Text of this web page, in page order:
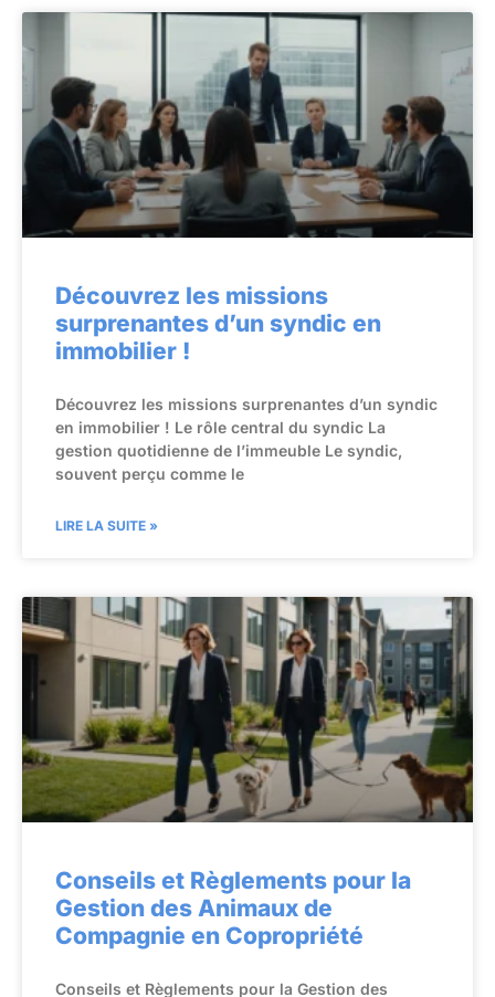
Découvrez les missions
surprenantes d’un syndic en
immobilier !
Découvrez les missions surprenantes d’un syndic
en immobilier ! Le rôle central du syndic La
gestion quotidienne de l’immeuble Le syndic,
souvent perçu comme le
LIRE LA SUITE »
Conseils et Règlements pour la
Gestion des Animaux de
Compagnie en Copropriété
Conseils et Règlements pour la Gestion des